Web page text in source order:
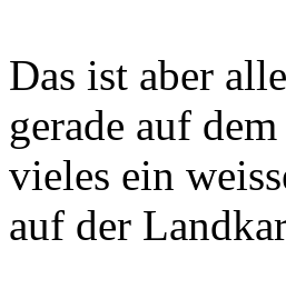
Das ist aber
gerade auf
vieles ein
auf der